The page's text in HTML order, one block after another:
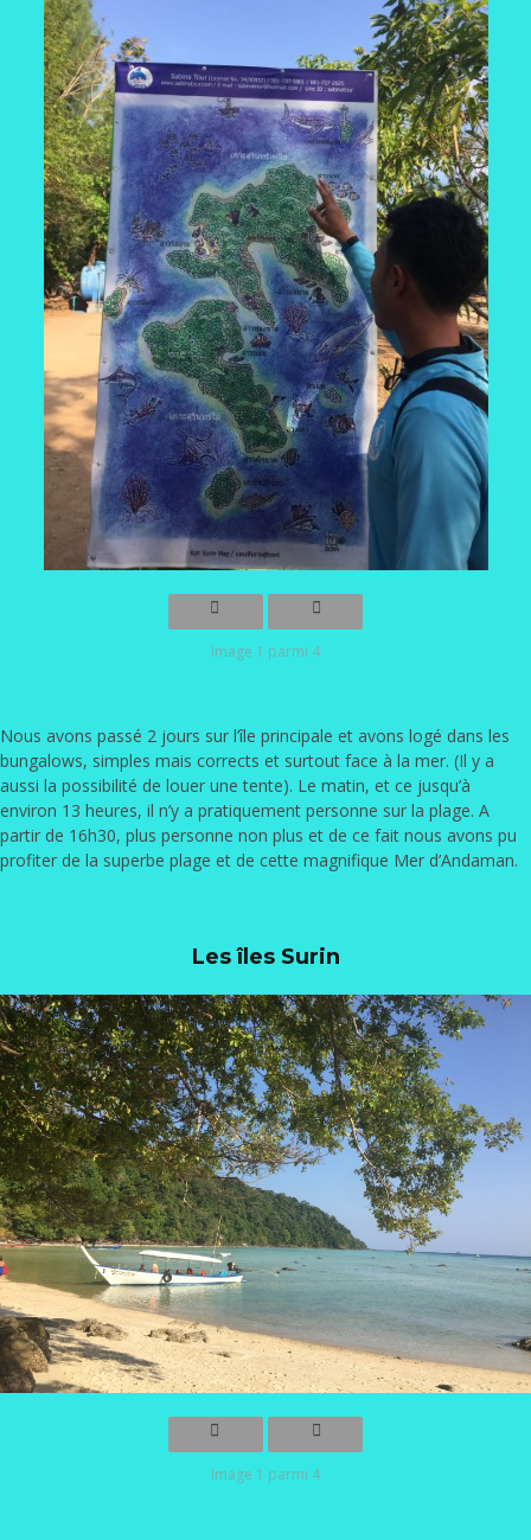
Image 1 parmi 4
Nous avons passé 2 jours sur l’île principale et avons logé dans les
bungalows, simples mais corrects et surtout face à la mer. (Il y a
aussi la possibilité de louer une tente). Le matin, et ce jusqu’à
environ 13 heures, il n’y a pratiquement personne sur la plage. A
partir de 16h30, plus personne non plus et de ce fait nous avons pu
profiter de la superbe plage et de cette magnifique Mer d’Andaman.
Les îles Surin
Image 1 parmi 4